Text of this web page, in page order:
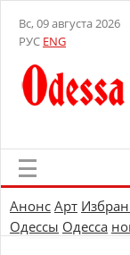
Вс, 09 августа 2026
РУС ENG
Анонс Арт
Одессы Одесса